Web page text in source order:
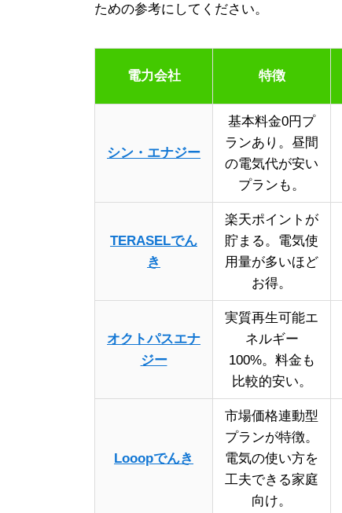
ための参考にしてください。
電力会社 特徴
シン・エナジー
基本料金0円プ
ランあり。昼間
の電気代が安い
プランも。
TERASELでん
き
楽天ポイントが
貯まる。電気使
用量が多いほど
お得。
オクトパスエナ
ジー
実質再生可能エ
ネルギー
100%。料金も
比較的安い。
Looopでんき
市場価格連動型
プランが特徴。
電気の使い方を
工夫できる家庭
向け。